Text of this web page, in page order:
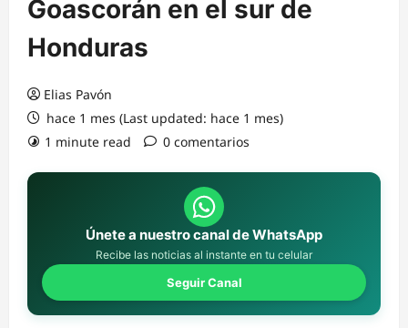
Goascorán en el sur de
Honduras
Elias Pavón
hace 1 mes (Last updated: hace 1 mes)
1 minute read
0 comentarios
Únete a nuestro canal de WhatsApp
Recibe las noticias al instante en tu celular
Seguir Canal